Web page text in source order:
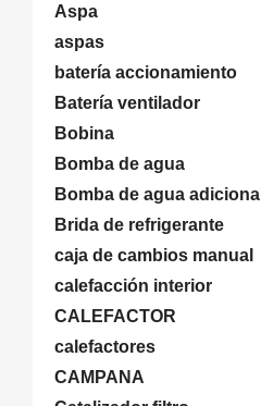
Aspa
aspas
batería accionamiento
Batería ventilador
Bobina
Bomba de agua
Bomba de agua adicional
Brida de refrigerante
caja de cambios manual
calefacción interior
CALEFACTOR
calefactores
CAMPANA